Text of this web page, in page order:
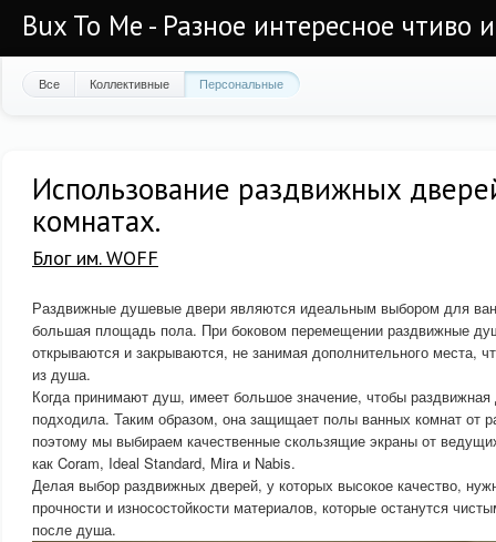
Bux To Me - Разное интересное чтиво
Все Коллективные Персональные
Использование раздвижных
комнатах.
Блог им. WOFF
Раздвижные душевые двери являются идеальным выбором для
большая площадь пола. При боковом перемещении раздвижные
открываются и закрываются, не занимая дополнительного места,
из душа.
Когда принимают душ, имеет большое значение, чтобы
подходила. Таким образом, она защищает полы ванных комнат от
поэтому мы выбираем качественные скользящие экраны от
как Coram, Ideal Standard, Mira и Nabis.
Делая выбор раздвижных дверей, у которых высокое качество,
прочности и износостойкости материалов, которые останутся
после душа.